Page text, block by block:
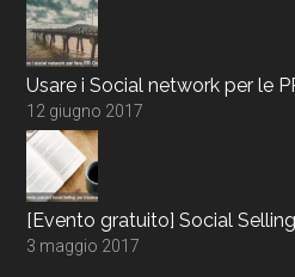
Usare i Social network per le
12 giugno 2017
[Evento gratuito] Social
3 maggio 2017